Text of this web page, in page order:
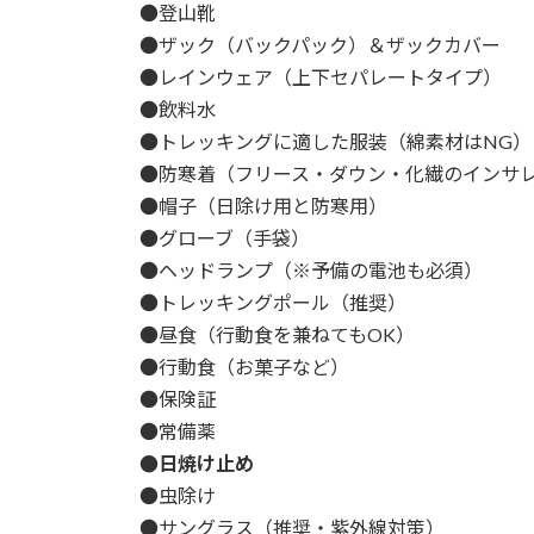
●登山靴
●ザック（バックパック）＆ザックカバー
●レインウェア（上下セパレートタイプ）
●飲料水
●トレッキングに適した服装（綿素材はNG
●防寒着（フリース・ダウン・化繊のインサ
●帽子（日除け用と防寒用）
●グローブ（手袋）
●ヘッドランプ（※予備の電池も必須）
●トレッキングポール（推奨）
●昼食（行動食を兼ねてもOK）
●行動食（お菓子など）
●保険証
●常備薬
●日焼け止め
●虫除け
●サングラス（推奨・紫外線対策）